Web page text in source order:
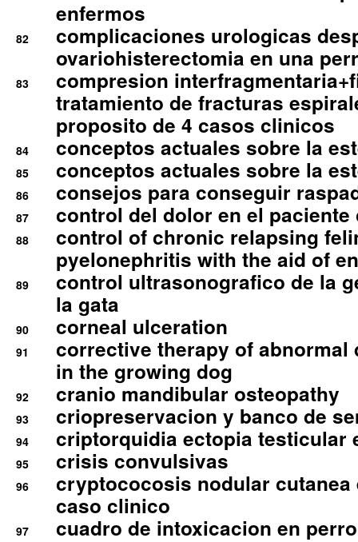
enfermos
82
complicaciones urologicas
ovariohisterectomia en una
83
compresion
tratamiento de fracturas
proposito de 4 casos clinicos
84 conceptos actuales sobre la
85 conceptos actuales sobre la
86 consejos para conseguir
87 control del dolor en el
88
control of chronic relapsing
pyelonephritis with the aid of
89
control ultrasonografico de la
la gata
90 corneal ulceration
91
corrective therapy of abnormal
in the growing dog
92 cranio mandibular osteopathy
93 criopreservacion y banco de
94 criptorquidia ectopia testicular
95 crisis convulsivas
96
cryptococosis nodular cutanea
caso clinico
97
cuadro de intoxicacion en